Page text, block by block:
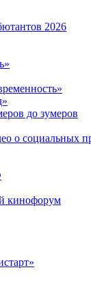
2026
до зумеров
о социальных
кинофорум